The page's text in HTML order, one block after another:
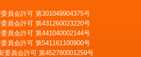
員会許可 第301049904375号
員会許可 第431260023220号
員会許可 第441040002144号
員会許可 第541161100900号
委員会許可 第452780001259号